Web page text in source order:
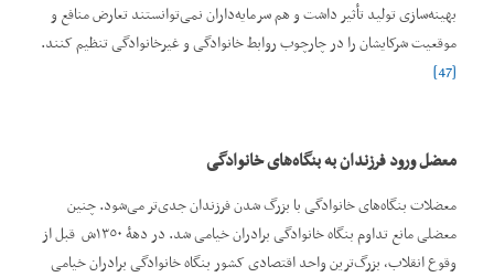
بهینه‌سازی تولید تأثیر داشت و هم سرمایه‌داران نمی‌توانستند تعارض منافع و
موقعیت شرکایشان را در چارچوب روابط خانوادگی و غیرخانوادگی تنظیم کنند.
[47]
معضلورود فرزندان به بنگاههای خانوادگی
معضلات بنگاه‌های خانوادگی با بزرگ ‌‌شدن فرزندان جدی‌تر می‌شود. چنین
معضلی مانع تداوم بنگاه خانوادگی برادران خیامی شد. در دهۀ ١٣٥٠ش قبل از
وقوع انقلاب، بزرگ‌ترین واحد اقتصادی کشور بنگاه خانوادگی برادران خیامی